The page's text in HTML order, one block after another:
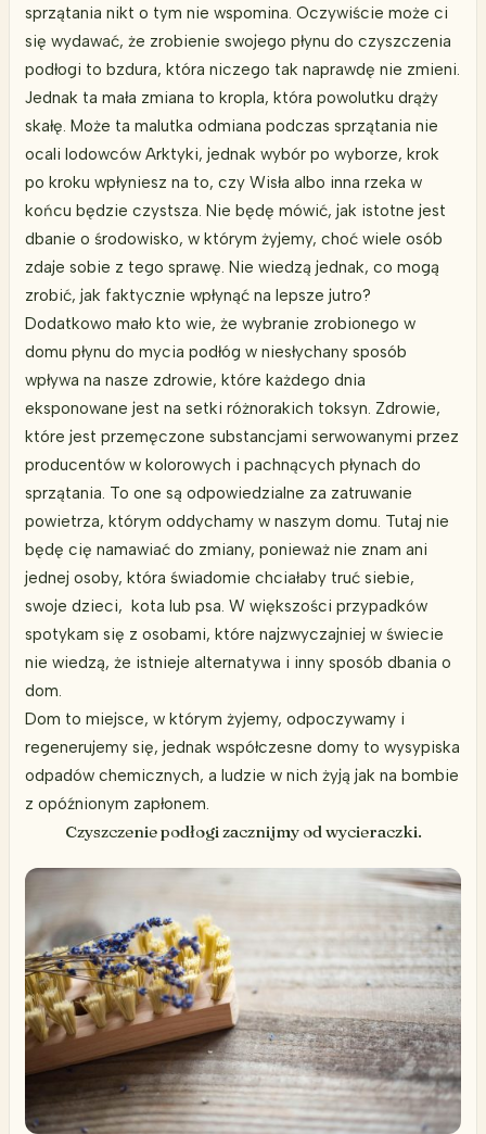
sprzątania nikt o tym nie wspomina. Oczywiście może ci
się wydawać, że zrobienie swojego płynu do czyszczenia
podłogi to bzdura, która niczego tak naprawdę nie zmieni.
Jednak ta mała zmiana to kropla, która powolutku drąży
skałę. Może ta malutka odmiana podczas sprzątania nie
ocali lodowców Arktyki, jednak wybór po wyborze, krok
po kroku wpłyniesz na to, czy Wisła albo inna rzeka w
końcu będzie czystsza. Nie będę mówić, jak istotne jest
dbanie o środowisko, w którym żyjemy, choć wiele osób
zdaje sobie z tego sprawę. Nie wiedzą jednak, co mogą
zrobić, jak faktycznie wpłynąć na lepsze jutro?
Dodatkowo mało kto wie, że wybranie zrobionego w
domu płynu do mycia podłóg w niesłychany sposób
wpływa na nasze zdrowie, które każdego dnia
eksponowane jest na setki różnorakich toksyn. Zdrowie,
które jest przemęczone substancjami serwowanymi przez
producentów w kolorowych i pachnących płynach do
sprzątania. To one są odpowiedzialne za zatruwanie
powietrza, którym oddychamy w naszym domu. Tutaj nie
będę cię namawiać do zmiany, ponieważ nie znam ani
jednej osoby, która świadomie chciałaby truć siebie,
swoje dzieci,
kota lub psa. W większości przypadków
spotykam się z osobami, które najzwyczajniej w świecie
nie wiedzą, że istnieje alternatywa i inny sposób dbania o
dom.
Dom to miejsce, w którym żyjemy, odpoczywamy i
regenerujemy się, jednak współczesne domy to wysypiska
odpadów chemicznych, a ludzie w nich żyją jak na bombie
z opóźnionym zapłonem.
Czyszczenie podłogi zacznijmy od wycieraczki.